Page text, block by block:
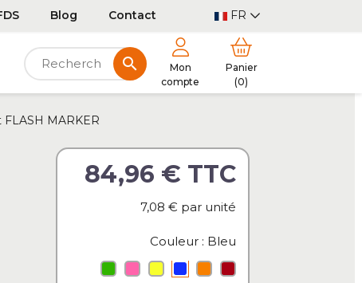
Blog Contact FR
search
Mon
compte
Panier
(0)
MARKER
84,96 € TTC
7,08 € par unité
Couleur : Bleu
Rouge
Orange
Bleu
Jaune
Cerise
Vert